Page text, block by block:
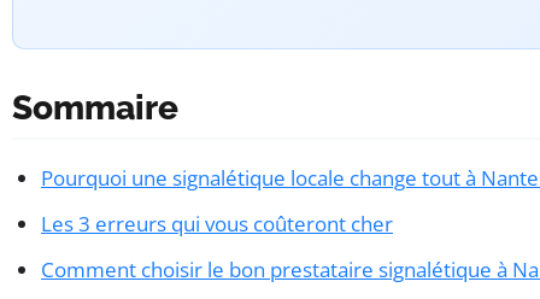
Sommaire
Pourquoi une signalétique locale change tout à
Les 3 erreurs qui vous coûteront cher
Comment choisir le bon prestataire signalétique à